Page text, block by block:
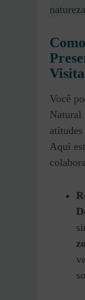
Visita
Você
Natural
Aqui